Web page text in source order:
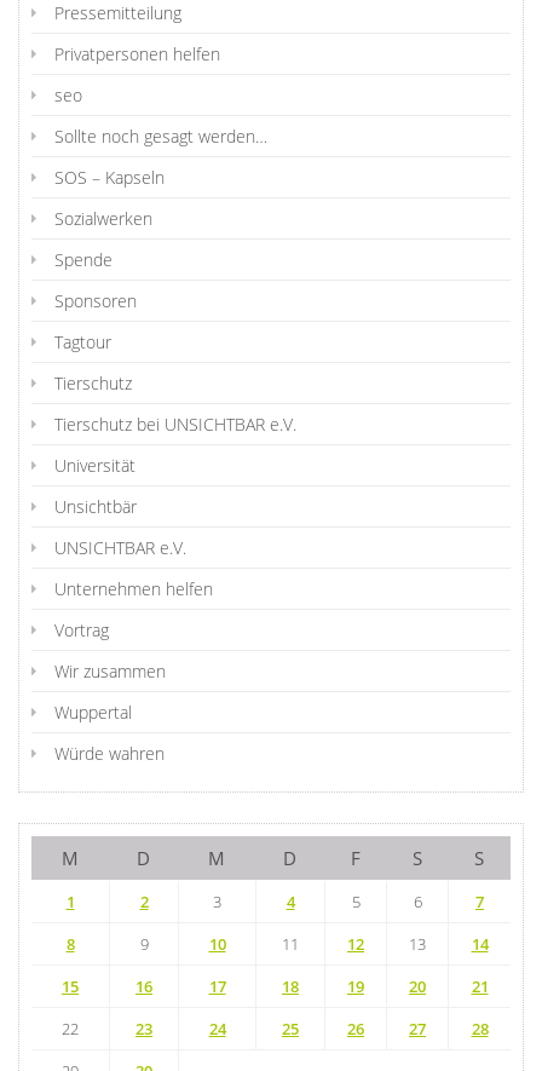
Pressemitteilung
Privatpersonen helfen
seo
Sollte noch gesagt werden…
SOS – Kapseln
Sozialwerken
Spende
Sponsoren
Tagtour
Tierschutz
Tierschutz bei UNSICHTBAR e.V.
Universität
Unsichtbär
UNSICHTBAR e.V.
Unternehmen helfen
Vortrag
Wir zusammen
Wuppertal
Würde wahren
M D M D F S S
1 2 3 4 5 6
7
8
9 10 11 12 13
14
15
16 17 18 19 20
21
22
23 24 25 26 27
28